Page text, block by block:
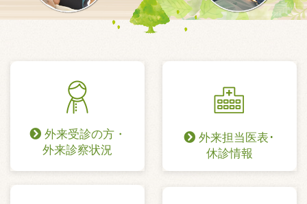
外来受診の方・
外来診察状況
外来担当医表･
休診情報